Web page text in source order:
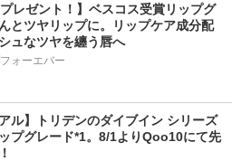
プレゼント！】ベスコス受賞リップグ
とツヤリップに。リップケア成分配
ュなツヤを纏う唇へ
ォーエバー
アル】トリデンのダイブイン シリーズ
プグレード*1。8/1よりQoo10にて先